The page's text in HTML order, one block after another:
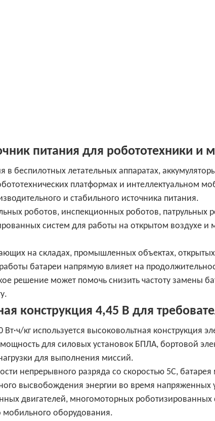
питания для робототехники и
беспилотных летательных аппаратах,
платформах и интеллектуальном
и стабильного источника питания.
роботов, инспекционных роботов, патрульных
систем для работы на открытом воздухе и
на складах, промышленных объектах,
батареи напрямую влияет на
решение может помочь снизить частоту замены
конструкция 4,45 В для
Вт·ч/кг используется высоковольтная конструкция
для силовых установок БПЛА, бортовой
для выполнения миссий.
непрерывного разряда со скоростью 5C,
высвобождения энергии во время напряженных
двигателей, многомоторных
мобильного оборудования.